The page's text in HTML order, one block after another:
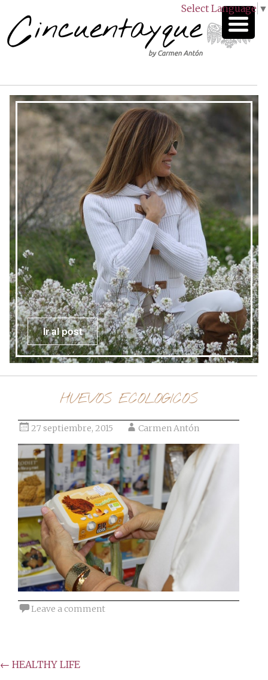
Select Language ▼
Ir al post
HUEVOS ECOLOGICOS
27 septiembre, 2015 Carmen Antón
Leave a comment
Post
← HEALTHY LIFE